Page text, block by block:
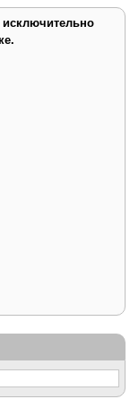
исключительно